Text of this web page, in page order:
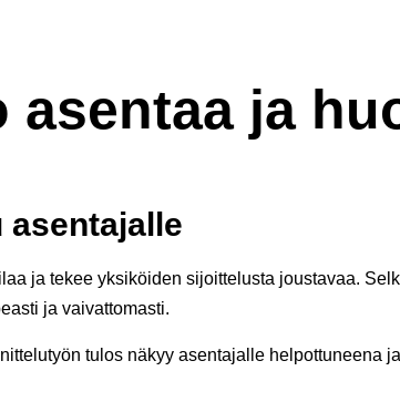
ja
asentajalle
ja tekee yksiköiden sijoittelusta joustavaa.
ja vaivattomasti.
tulos näkyy asentajalle helpottuneena